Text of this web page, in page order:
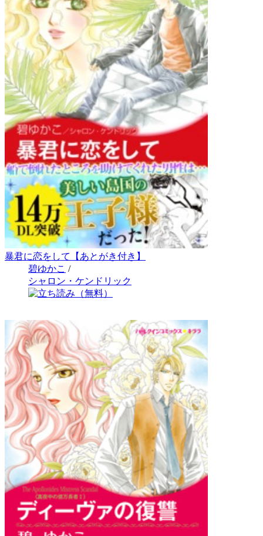
暴君に恋をして【あとがき付き】
碧ゆかこ /
シャロン・ケンドリック